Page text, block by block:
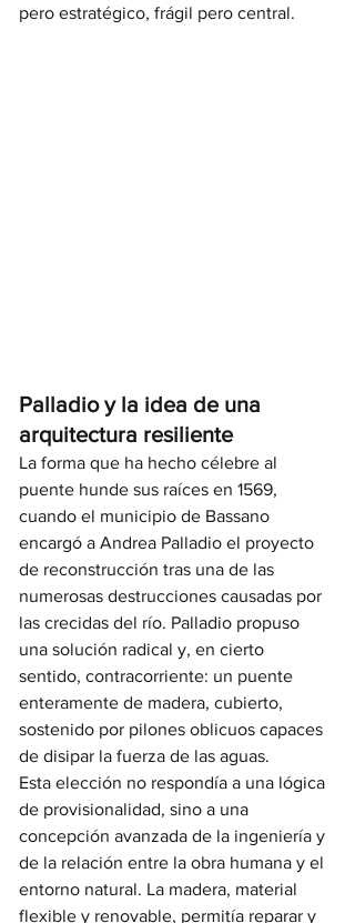
pero estratégico, frágil pero central.
Palladio y la idea de una
arquitectura resiliente
La forma que ha hecho célebre al
puente hunde sus raíces en 1569,
cuando el municipio de Bassano
encargó a Andrea Palladio el proyecto
de reconstrucción tras una de las
numerosas destrucciones causadas por
las crecidas del río. Palladio propuso
una solución radical y, en cierto
sentido, contracorriente: un puente
enteramente de madera, cubierto,
sostenido por pilones oblicuos capaces
de disipar la fuerza de las aguas.
Esta elección no respondía a una lógica
de provisionalidad, sino a una
concepción avanzada de la ingeniería y
de la relación entre la obra humana y el
entorno natural. La madera, material
flexible y renovable, permitía reparar y